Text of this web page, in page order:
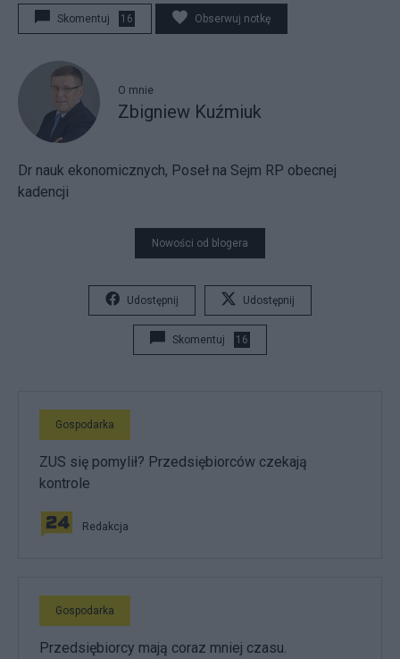
Skomentuj 16 Obserwuj notkę
O mnie
Zbigniew Kuźmiuk
Dr nauk ekonomicznych, Poseł na Sejm RP obecnej
kadencji
Nowości od blogera
Udostępnij Udostępnij
Skomentuj 16
Gospodarka
ZUS się pomylił? Przedsiębiorców czekają
kontrole
Redakcja
Gospodarka
Przedsiębiorcy mają coraz mniej czasu.